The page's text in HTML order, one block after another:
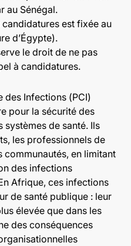
au Sénégal.
est fixée au
d’Égypte).
le droit de ne pas
à candidatures.
des Infections (PCI)
pour la sécurité des
de santé. Ils
les professionnels de
communautés, en limitant
des infections
Afrique, ces infections
de santé publique : leur
élevée que dans les
des conséquences